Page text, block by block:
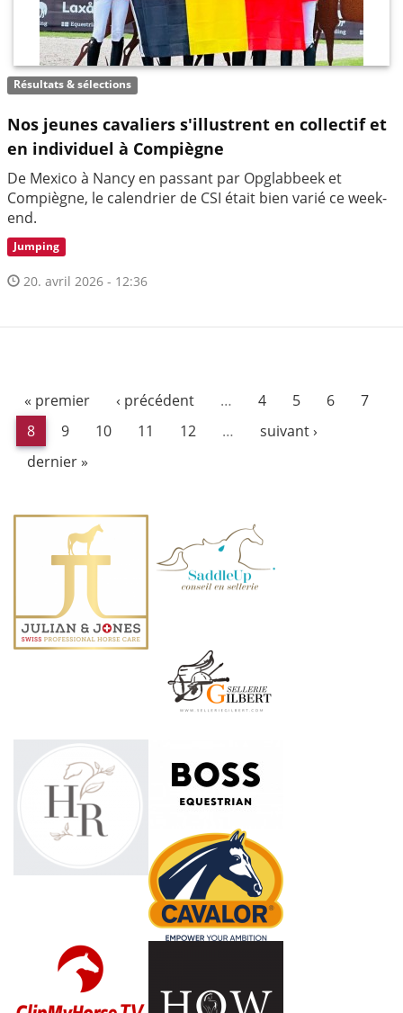
Résultats & sélections
Nos jeunes cavaliers s'illustrent en collectif et
en individuel à Compiègne
De Mexico à Nancy en passant par Opglabbeek et
Compiègne, le calendrier de CSI était bien varié ce week-
end.
Jumping
20. avril 2026 - 12:36
« premier ‹ précédent … 4 5 6
7
8
9 10 11 12 …
suivant ›
dernier »